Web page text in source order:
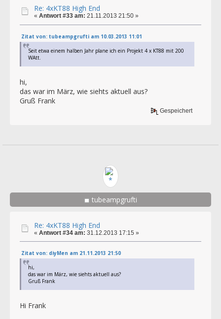
Re: 4xKT88 High End
« Antwort #33 am: 21.11.2013 21:50 »
Zitat von: tubeampgrufti am 10.03.2013 11:01
Seit etwa einem halben Jahr plane ich ein Projekt 4 x KT88 mit 200
WAtt.
hi,
das war im März, wie siehts aktuell aus?
Gruß Frank
Gespeichert
tubeampgrufti
Re: 4xKT88 High End
« Antwort #34 am: 31.12.2013 17:15 »
Zitat von: diyMen am 21.11.2013 21:50
hi,
das war im März, wie siehts aktuell aus?
Gruß Frank
Hi Frank